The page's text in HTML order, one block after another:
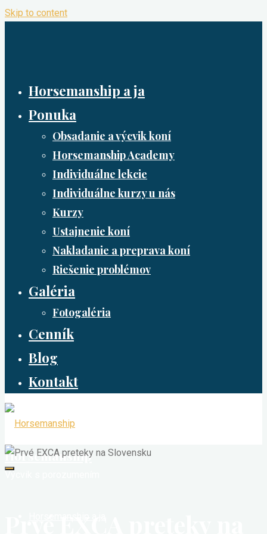
Skip to content
Horsemanship a ja
Ponuka
Obsadanie a výcvik koní
Horsemanship Academy
Individuálne lekcie
Individuálne kurzy u nás
Kurzy
Ustajnenie koní
Nakladanie a preprava koní
Riešenie problémov
Galéria
Fotogaléria
Cenník
Blog
Kontakt
Horsemanship